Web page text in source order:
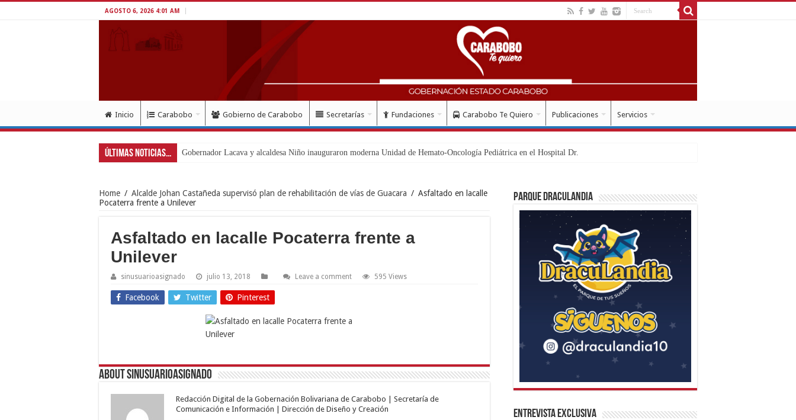
AGOSTO 6, 2026 4:01 AM
Inicio Carabobo Gobierno de Carabobo Secretarías Fundaciones Carabobo Te Quiero Publicaciones Servicios
Últimas Noticias...
Home / Alcalde Johan Castañeda supervisó plan de rehabilitación de vías de Guacara / Asfaltado en lacalle
Pocaterra frente a Unilever
Asfaltado en lacalle Pocaterra frente a
Unilever
sinusuarioasignado julio 13, 2018 Leave a comment 595 Views
Facebook Twitter Pinterest
About sinusuarioasignado
Redacción Digital de la Gobernación Bolivariana de Carabobo | Secretaría de
Comunicación e Información | Dirección de Diseño y Creación
Parque Draculandia
Entrevista Exclusiva